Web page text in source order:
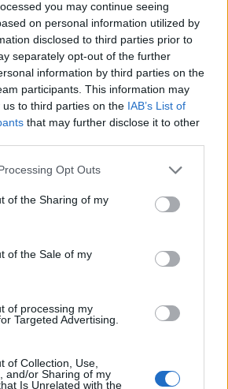
you may continue seeing
on personal information utilized by
disclosed to third parties prior to
separately opt-out of the further
information by third parties on the
participants. This information may
to third parties on the IAB’s List of
that may further disclose it to other
website/app uses one or more Google
or usage behaviour. You may click to
to Google and its third-party tags to
specified purposes in below Google
Opt Outs
of the Sharing of my
of the Sale of my
of processing my
Targeted Advertising.
of Collection, Use,
and/or Sharing of my
Is Unrelated with the
29,90 €
Softshell Preston Blu/Nero
( 0 recensioni )